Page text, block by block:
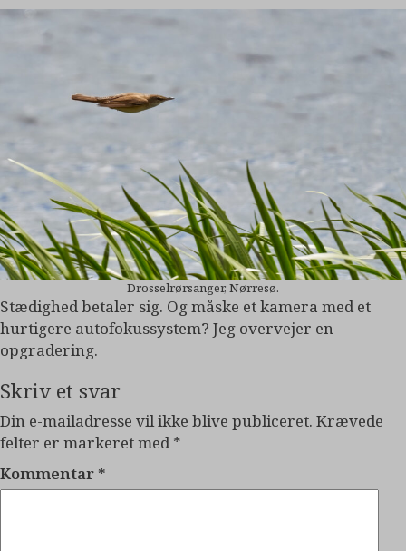
Drosselrørsanger, Nørresø.
Stædighed betaler sig. Og måske et kamera med et
hurtigere autofokussystem? Jeg overvejer en
opgradering.
Skriv et svar
Din e-mailadresse vil ikke blive publiceret. Krævede
felter er markeret med *
Kommentar *